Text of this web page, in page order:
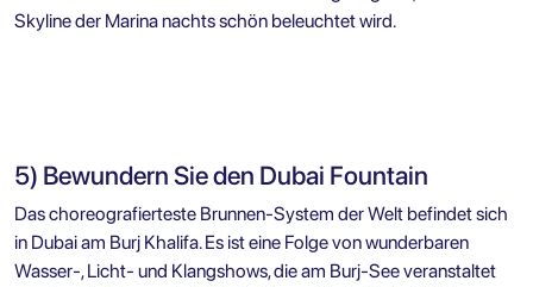
Skyline der Marina nachts schön beleuchtet wird.
5) Bewundern Sie den Dubai Fountain
Das choreografierteste Brunnen-System der Welt befindet sich
in Dubai am Burj Khalifa. Es ist eine Folge von wunderbaren
Wasser-, Licht- und Klangshows, die am Burj-See veranstaltet